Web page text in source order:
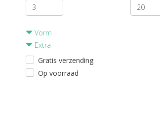
Vorm
Extra
Gratis verzending
Op voorraad